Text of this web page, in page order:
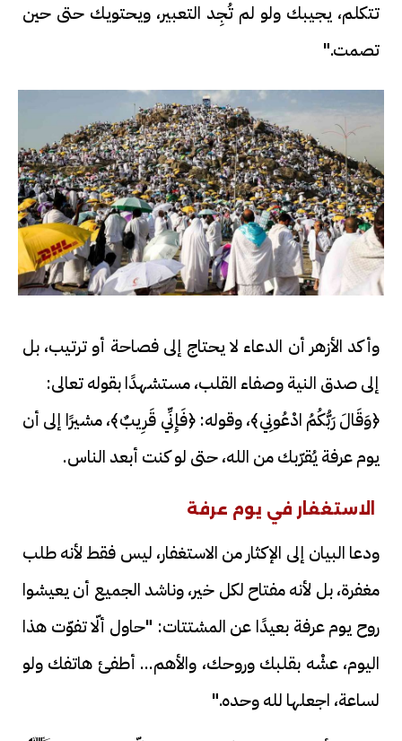
تتكلم، يجيبك ولو لم تُجِد التعبير، ويحتويك حتى حين
تصمت."
وأكد الأزهر أن الدعاء لا يحتاج إلى فصاحة أو ترتيب، بل
إلى صدق النية وصفاء القلب، مستشهدًا بقوله تعالى:
﴿وَقَالَ رَبُّكُمُ ادْعُونِي﴾، وقوله: ﴿فَإِنِّي قَرِيبٌ﴾، مشيرًا إلى أن
يوم عرفة يُقرّبك من الله، حتى لو كنت أبعد الناس.
الاستغفار في يوم عرفة
ودعا البيان إلى الإكثار من الاستغفار، ليس فقط لأنه طلب
مغفرة، بل لأنه مفتاح لكل خير، وناشد الجميع أن يعيشوا
روح يوم عرفة بعيدًا عن المشتتات: "حاول ألّا تفوّت هذا
اليوم، عشْه بقلبك وروحك، والأهم... أطفئ هاتفك ولو
لساعة، اجعلها لله وحده."